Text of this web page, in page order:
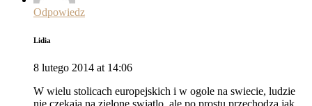
Odpowiedz
Lidia
8 lutego 2014 at 14:06
W wielu stolicach europejskich i w ogole na swiecie, ludzie
nie czekaja na zielone swiatlo, ale po prostu przechodza jak